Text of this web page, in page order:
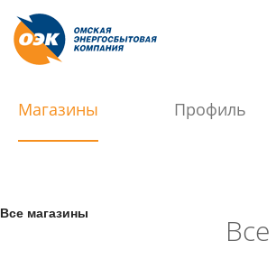
Магазины Профиль
Все магазины